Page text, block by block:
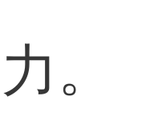
。